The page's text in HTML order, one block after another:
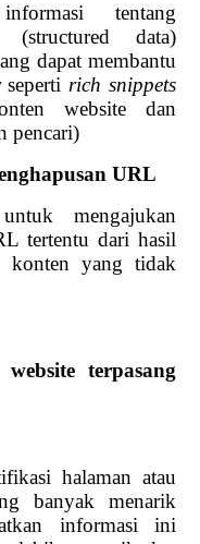
tentang
(structured data)
dapat membantu
sepertirich snippets
website dan
pencari)
URL
mengajukan
tertentu dari hasil
konten yang tidak
terpasang
halaman atau
banyak menarik
informasi ini